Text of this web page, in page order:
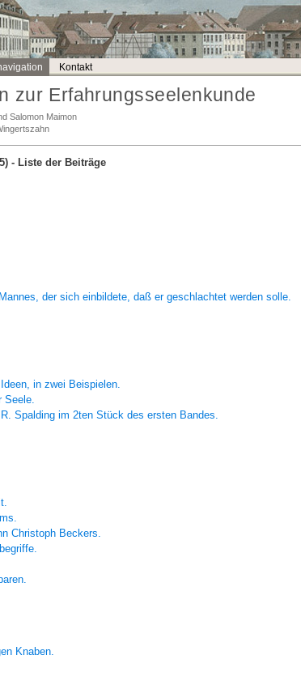
Kontakt
Erfahrungsseelenkunde
Salomon Maimon
- Liste der Beiträge
der sich einbildete, daß er geschlachtet werden solle.
in zwei Beispielen.
Seele.
Spalding im 2ten Stück des ersten Bandes.
Christoph Beckers.
Knaben.